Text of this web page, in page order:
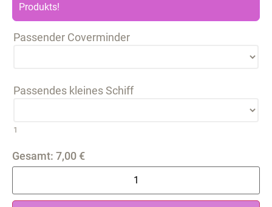
Produkts!
Passender Coverminder
Passendes kleines Schiff
1
Gesamt: 7,00 €